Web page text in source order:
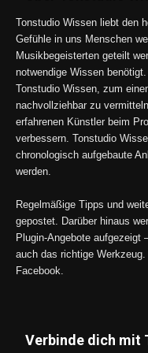
Tonstudio Wissen liebt den
Gefühle in uns Menschen
Musikbegeisterten geteilt
notwendige Wissen
Tonstudio Wissen, zum
nachvollziehbar zu
erfahrenen Künstler beim
verbessern. Tonstudio
chronologisch aufgebaute
werden.
Regelmäßige Tipps und
gepostet. Darüber hinaus
Plugin-Angebote aufgezeigt
auch das richtige
Facebook.
Verbinde dich mit